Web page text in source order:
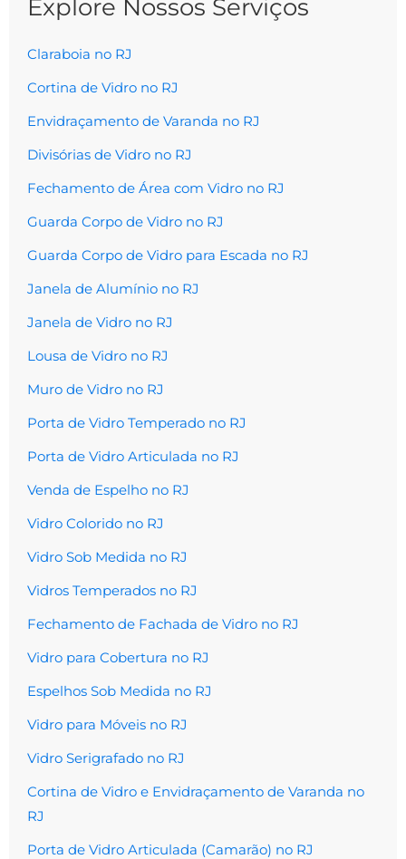
Explore Nossos Serviços
Claraboia no RJ
Cortina de Vidro no RJ
Envidraçamento de Varanda no RJ
Divisórias de Vidro no RJ
Fechamento de Área com Vidro no RJ
Guarda Corpo de Vidro no RJ
Guarda Corpo de Vidro para Escada no RJ
Janela de Alumínio no RJ
Janela de Vidro no RJ
Lousa de Vidro no RJ
Muro de Vidro no RJ
Porta de Vidro Temperado no RJ
Porta de Vidro Articulada no RJ
Venda de Espelho no RJ
Vidro Colorido no RJ
Vidro Sob Medida no RJ
Vidros Temperados no RJ
Fechamento de Fachada de Vidro no RJ
Vidro para Cobertura no RJ
Espelhos Sob Medida no RJ
Vidro para Móveis no RJ
Vidro Serigrafado no RJ
Cortina de Vidro e Envidraçamento de Varanda no
RJ
Porta de Vidro Articulada (Camarão) no RJ